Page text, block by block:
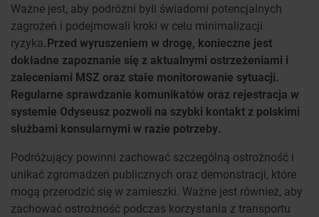
Ważne jest, aby podróżni byli świadomi potencjalnych
zagrożeń i podejmowali kroki w celu minimalizacji
ryzyka.Przed wyruszeniem w drogę, konieczne jest
dokładne zapoznanie się z aktualnymi ostrzeżeniami i
zaleceniami MSZ oraz stałe monitorowanie sytuacji.
Regularne sprawdzanie komunikatów oraz rejestracja w
systemie Odyseusz pozwoli na szybki kontakt z polskimi
służbami konsularnymi w razie potrzeby.
Podróżujący powinni zachować szczególną ostrożność i
unikać zgromadzeń publicznych oraz demonstracji, które
mogą przerodzić się w zamieszki. Ważne jest również, aby
zachować ostrożność podczas korzystania z transportu